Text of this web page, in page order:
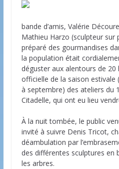
bande d’amis, Valérie
Mathieu Harzo (sculpteur sur
préparé des gourmandises
la population était
déguster aux alentours de 20
officielle de la saison estivale
à septembre) des ateliers du
Citadelle, qui ont eu lieu
À la nuit tombée, le public
invité à suivre Denis Tricot,
déambulation par
des différentes sculptures en
les arbres.